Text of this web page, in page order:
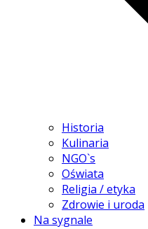
Historia
Kulinaria
NGO`s
Oświata
Religia / etyka
Zdrowie i uroda
Na sygnale